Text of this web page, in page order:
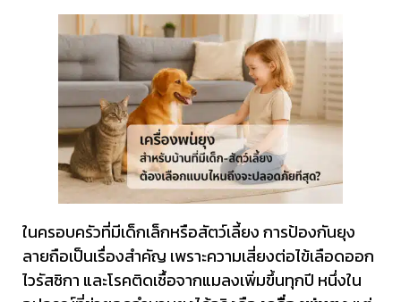
ในครอบครัวที่มีเด็กเล็กหรือสัตว์เลี้ยง การป้องกันยุง
ลายถือเป็นเรื่องสำคัญ เพราะความเสี่ยงต่อไข้เลือดออก
ไวรัสซิกา และโรคติดเชื้อจากแมลงเพิ่มขึ้นทุกปี หนึ่งใน